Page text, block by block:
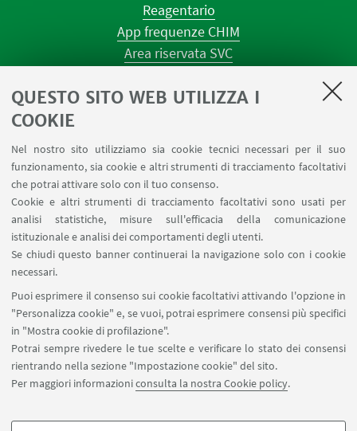
QUESTO SITO WEB UTILIZZA I
COOKIE
Nel nostro sito utilizziamo sia cookie tecnici necessari per il suo
funzionamento, sia cookie e altri strumenti di tracciamento facoltativi
che potrai attivare solo con il tuo consenso.
Cookie e altri strumenti di tracciamento facoltativi sono usati per
analisi statistiche, misure sull'efficacia della comunicazione
istituzionale e analisi dei comportamenti degli utenti.
Se chiudi questo banner continuerai la navigazione solo con i cookie
necessari.
Puoi esprimere il consenso sui cookie facoltativi attivando l'opzione in
"Personalizza cookie" e, se vuoi, potrai esprimere consensi più specifici
in "Mostra cookie di profilazione".
Potrai sempre rivedere le tue scelte e verificare lo stato dei consensi
rientrando nella sezione "Impostazione cookie" del sito.
Per maggiori informazioniconsulta la nostra Cookie policy.
Reagentario
App frequenze CHIM
Area riservata SVC
Prenotazione spazi e Riunioni
Dismissione beni
Segnala un evento
SEGUI IL DIPARTIMENTO SU:
SEGUI UNIBO SU:
APP: